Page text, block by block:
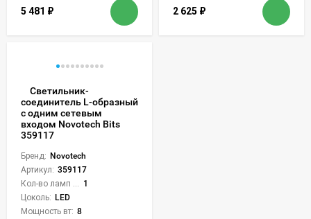
5 481 ₽ 2 625 ₽
Светильник-
соединитель L-образный
с одним сетевым
входом Novotech Bits
359117
Бренд: Novotech
Артикул: 359117
Кол-во ламп или LED: 1
Цоколь: LED
Мощность вт: 8